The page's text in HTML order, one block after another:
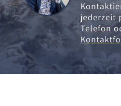
jederzeit
Telefon